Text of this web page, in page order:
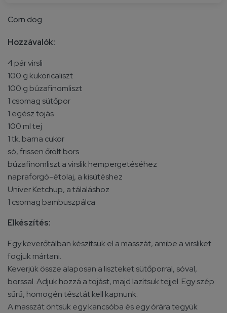
Corn dog
Hozzávalók:
4 pár virsli
100 g kukoricaliszt
100 g búzafinomliszt
1 csomag sütőpor
1 egész tojás
100 ml tej
1 tk. barna cukor
só, frissen őrölt bors
búzafinomliszt a virslik hempergetéséhez
napraforgó-étolaj, a kisütéshez
Univer Ketchup, a tálaláshoz
1 csomag bambuszpálca
Elkészítés:
Egy keverőtálban készítsük el a masszát, amibe a virsliket
fogjuk mártani.
Keverjük össze alaposan a liszteket sütőporral, sóval,
borssal. Adjuk hozzá a tojást, majd lazítsuk tejjel. Egy szép
sűrű, homogén tésztát kell kapnunk.
A masszát öntsük egy kancsóba és egy órára tegyük